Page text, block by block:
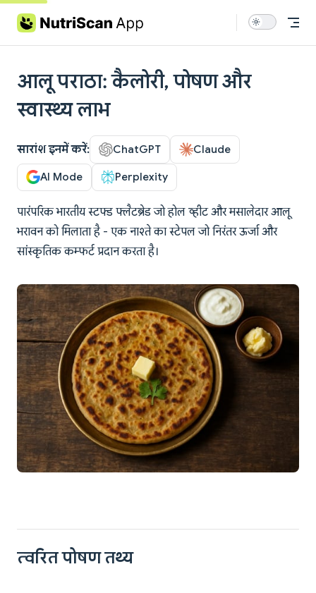
Skip to content
आलू पराठा: कैलोरी, पोषण और
स्वास्थ्य लाभ
सारांश इनमें करें: ChatGPT Claude
AI Mode Perplexity
पारंपरिक भारतीय स्टफ्ड फ्लैटब्रेड जो होल व्हीट और मसालेदार आलू
भरावन को मिलाता है - एक नाश्ते का स्टेपल जो निरंतर ऊर्जा और
सांस्कृतिक कम्फर्ट प्रदान करता है।
त्वरित पोषण तथ्य